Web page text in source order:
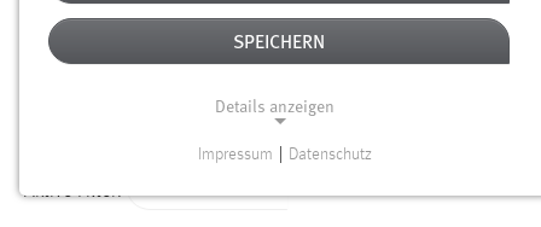
Alter
Aktive Filter:
SPEICHERN
Details anzeigen
Impressum Datenschutz